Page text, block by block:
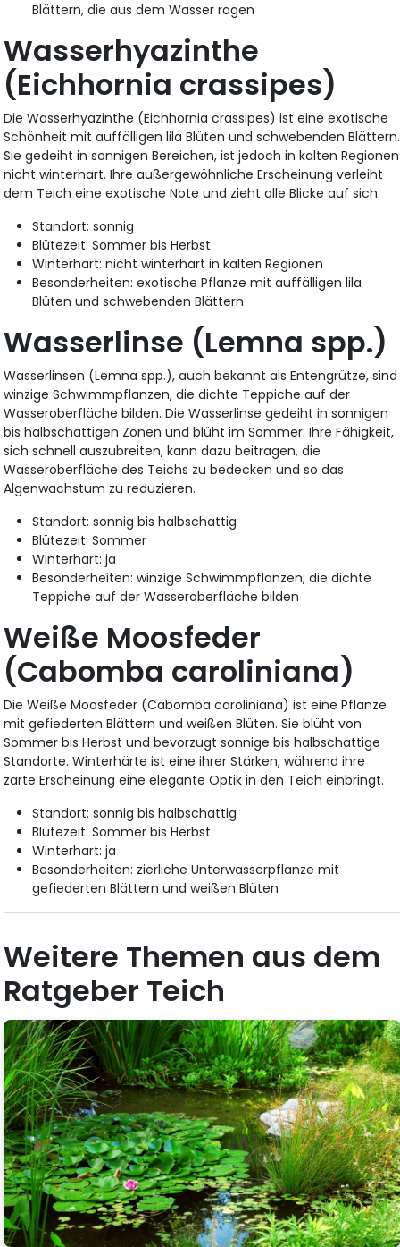
Blättern, die aus dem Wasser ragen
Wasserhyazinthe
(Eichhornia crassipes)
Die Wasserhyazinthe (Eichhornia crassipes) ist eine exotische
Schönheit mit auffälligen lila Blüten und schwebenden Blättern.
Sie gedeiht in sonnigen Bereichen, ist jedoch in kalten Regionen
nicht winterhart. Ihre außergewöhnliche Erscheinung verleiht
dem Teich eine exotische Note und zieht alle Blicke auf sich.
Standort: sonnig
Blütezeit: Sommer bis Herbst
Winterhart: nicht winterhart in kalten Regionen
Besonderheiten: exotische Pflanze mit auffälligen lila
Blüten und schwebenden Blättern
Wasserlinse (Lemna spp.)
Wasserlinsen (Lemna spp.), auch bekannt als Entengrütze, sind
winzige Schwimmpflanzen, die dichte Teppiche auf der
Wasseroberfläche bilden. Die Wasserlinse gedeiht in sonnigen
bis halbschattigen Zonen und blüht im Sommer. Ihre Fähigkeit,
sich schnell auszubreiten, kann dazu beitragen, die
Wasseroberfläche des Teichs zu bedecken und so das
Algenwachstum zu reduzieren.
Standort: sonnig bis halbschattig
Blütezeit: Sommer
Winterhart: ja
Besonderheiten: winzige Schwimmpflanzen, die dichte
Teppiche auf der Wasseroberfläche bilden
Weiße Moosfeder
(Cabomba caroliniana)
Die Weiße Moosfeder (Cabomba caroliniana) ist eine Pflanze
mit gefiederten Blättern und weißen Blüten. Sie blüht von
Sommer bis Herbst und bevorzugt sonnige bis halbschattige
Standorte. Winterhärte ist eine ihrer Stärken, während ihre
zarte Erscheinung eine elegante Optik in den Teich einbringt.
Standort: sonnig bis halbschattig
Blütezeit: Sommer bis Herbst
Winterhart: ja
Besonderheiten: zierliche Unterwasserpflanze mit
gefiederten Blättern und weißen Blüten
Weitere Themen aus dem
Ratgeber Teich